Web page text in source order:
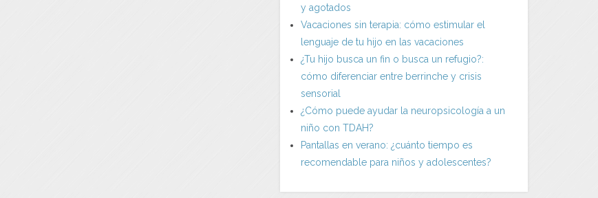
y agotados
Vacaciones sin terapia: cómo estimular el
lenguaje de tu hijo en las vacaciones
¿Tu hijo busca un fin o busca un refugio?:
cómo diferenciar entre berrinche y crisis
sensorial
¿Cómo puede ayudar la neuropsicología a un
niño con TDAH?
Pantallas en verano: ¿cuánto tiempo es
recomendable para niños y adolescentes?